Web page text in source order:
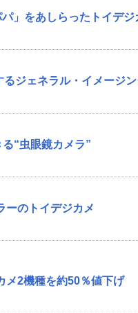
」をあしらったトイデジ
るジェネラル・イメージ
“虫眼鏡カメラ”
ーのトイデジカメ
メ2機種を約50％値下げ